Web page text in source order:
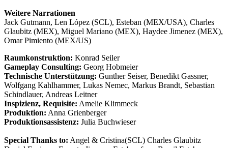
Weitere Narrationen
Jack Gutmann, Len López (SCL), Esteban (MEX/USA), Charles
Glaubitz (MEX), Miguel Mariano (MEX), Haydee Jimenez (MEX),
Omar Pimiento (MEX/US)
Raumkonstruktion: Konrad Seiler
Gameplay Consulting: Georg Hobmeier
Technische Unterstützung: Gunther Seiser, Benedikt Gassner,
Wolfgang Kahlhammer, Lukas Nemec, Markus Brandt, Sebastian
Schindlauer, Andreas Leitner
Inspizienz, Requisite: Amelie Klimmeck
Produktion: Anna Grienberger
Produktionsassistenz: Julia Buchwieser
Special Thanks to: Angel & Cristina(SCL) Charles Glaubitz